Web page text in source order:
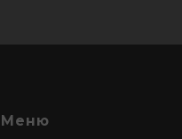
Меню